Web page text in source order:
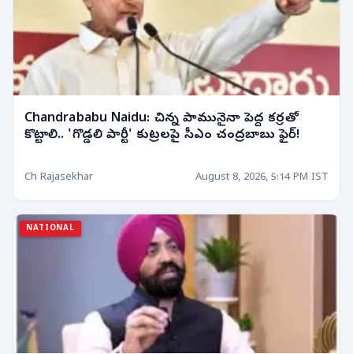
Chandrababu Naidu: చిన్న పామునైనా పెద్ద కర్రతో
కొట్టాలి.. 'గొడ్డలి పార్టీ' కుట్రలపై సీఎం చంద్రబాబు ఫైర్!
Ch Rajasekhar August 8, 2026, 5:14 PM IST
NATIONAL